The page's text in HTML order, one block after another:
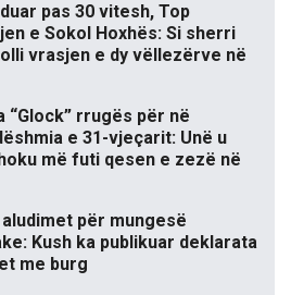
pas 30 vitesh, Top
e Sokol Hoxhës: Si sherri
vrasjen e dy vëllezërve në
“Glock” rrugës për në
e 31-vjeçarit: Unë u
më futi qesen e zezë në
për mungesë
Kush ka publikuar deklarata
me burg